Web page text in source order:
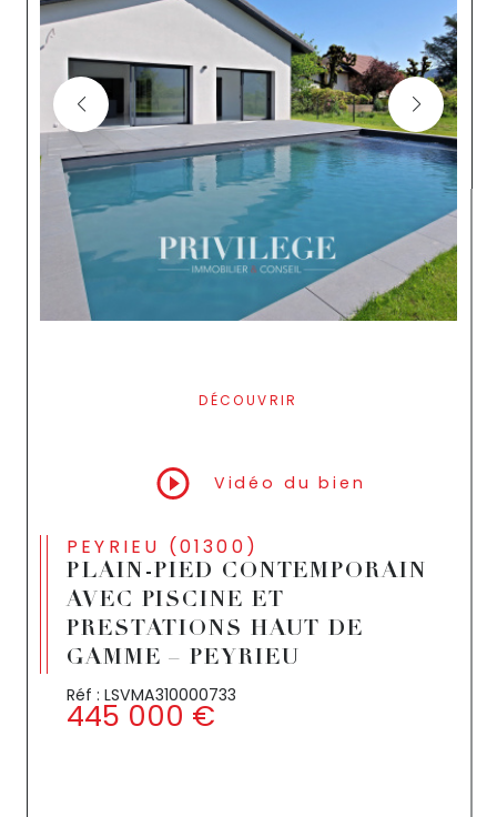
DÉCOUVRIR
Vidéo du bien
PEYRIEU (01300)
PLAIN-PIED CONTEMPORAIN
AVEC PISCINE ET
PRESTATIONS HAUT DE
GAMME – PEYRIEU
Réf : LSVMA310000733
445 000 €